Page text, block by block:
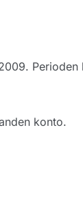
konto.